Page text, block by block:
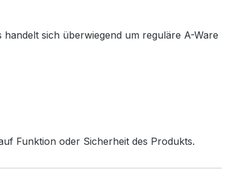
sich überwiegend um reguläre A-Ware
Funktion oder Sicherheit des Produkts.